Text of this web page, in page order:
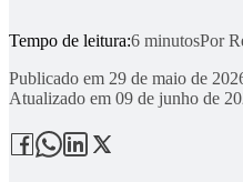
Tempo de leitura:6 minutosPor
Publicado em 29 de maio de
Atualizado em 09 de junho de